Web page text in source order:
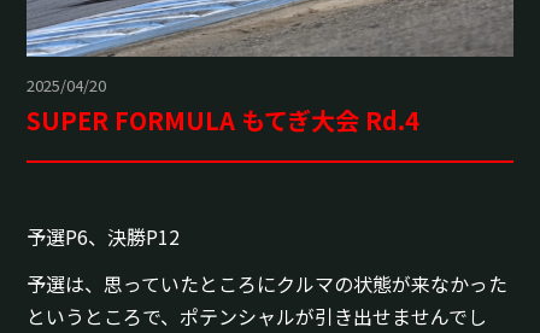
2025/04/20
SUPER FORMULA もてぎ大会 Rd.4
予選P6、決勝P12
予選は、思っていたところにクルマの状態が来なかった
というところで、ポテンシャルが引き出せませんでし